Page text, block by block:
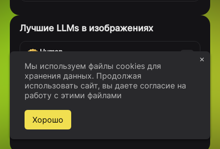
Лучшие LLMs в изображениях
Human
Qwen3.6-27B
MERA
0.65
Qwen3.5-27B
MERA
Мы используем файлы cookies для
хранения данных. Продолжая
использовать сайт, вы даете согласие на
работу с этими файлами
Хорошо